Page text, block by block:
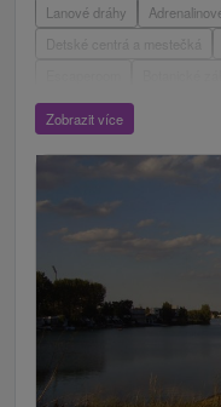
Lanové dráhy
Detské centrá a mestečká
Vyhliadkové lety a plavby
Technické pamiatky
Hrady, zámky, zrúcaniny
Jaskyne
Laserarény a paintball
Plte, rafting, splavy
Architektonické stavby
Motokárové dráhy
Zobrazit více